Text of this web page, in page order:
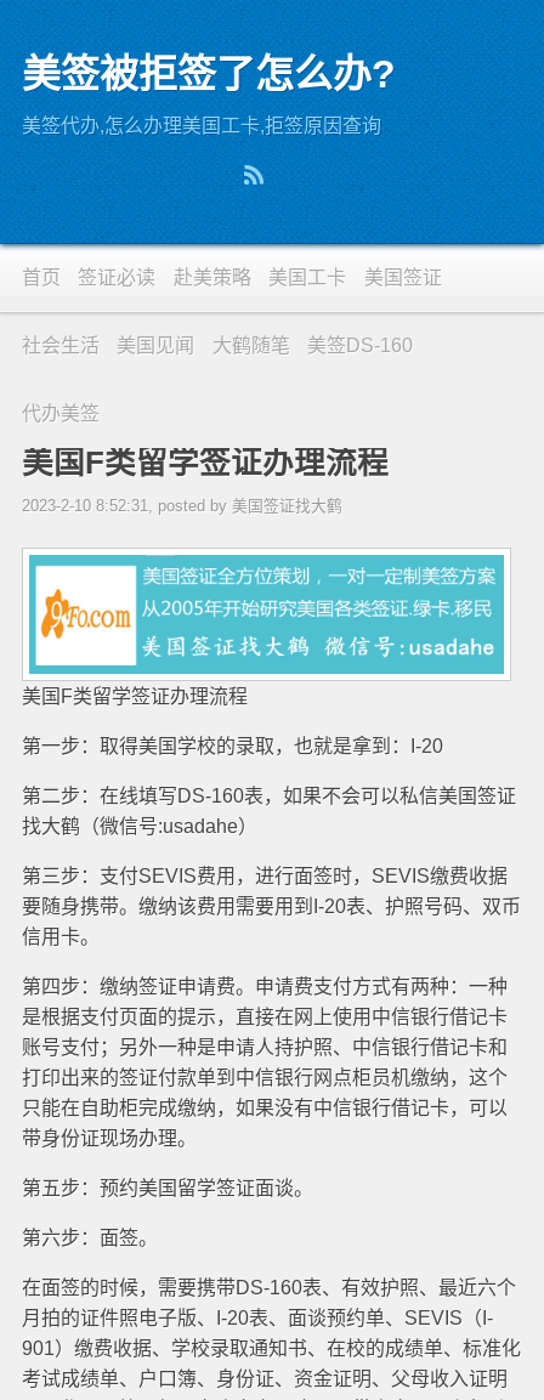
美签被拒签了怎么办?
美签代办,怎么办理美国工卡,拒签原因查询
首页 签证必读 赴美策略 美国工卡 美国签证
社会生活 美国见闻 大鹤随笔 美签DS-160
代办美签
美国F类留学签证办理流程
2023-2-10 8:52:31, posted by 美国签证找大鹤
美国F类留学签证办理流程
第一步：取得美国学校的录取，也就是拿到：I-20
第二步：在线填写DS-160表，如果不会可以私信美国签证
找大鹤（微信号:usadahe）
第三步：支付SEVIS费用，进行面签时，SEVIS缴费收据
要随身携带。缴纳该费用需要用到I-20表、护照号码、双币
信用卡。
第四步：缴纳签证申请费。申请费支付方式有两种：一种
是根据支付页面的提示，直接在网上使用中信银行借记卡
账号支付；另外一种是申请人持护照、中信银行借记卡和
打印出来的签证付款单到中信银行网点柜员机缴纳，这个
只能在自助柜完成缴纳，如果没有中信银行借记卡，可以
带身份证现场办理。
第五步：预约美国留学签证面谈。
第六步：面签。
在面签的时候，需要携带DS-160表、有效护照、最近六个
月拍的证件照电子版、I-20表、面谈预约单、SEVIS（I-
901）缴费收据、学校录取通知书、在校的成绩单、标准化
考试成绩单、户口簿、身份证、资金证明、父母收入证明